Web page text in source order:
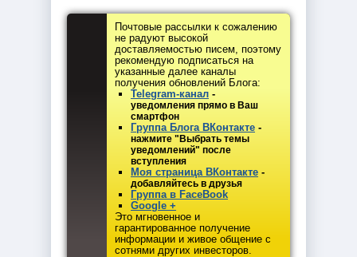
Почтовые рассылки к сожалению
не радуют высокой
доставляемостью писем, поэтому
рекомендую подписаться на
указанные далее каналы
получения обновлений Блога:
Telegram-канал -
уведомления прямо в Ваш
смартфон
Группа Блога ВКонтакте -
нажмите "Выбрать темы
уведомлений" после
вступления
Моя страница ВКонтакте -
добавляйтесь в друзья
Группа в FaceBook
Google +
Это мгновенное и
гарантированное получение
информации и живое общение с
сотнями других инвесторов.